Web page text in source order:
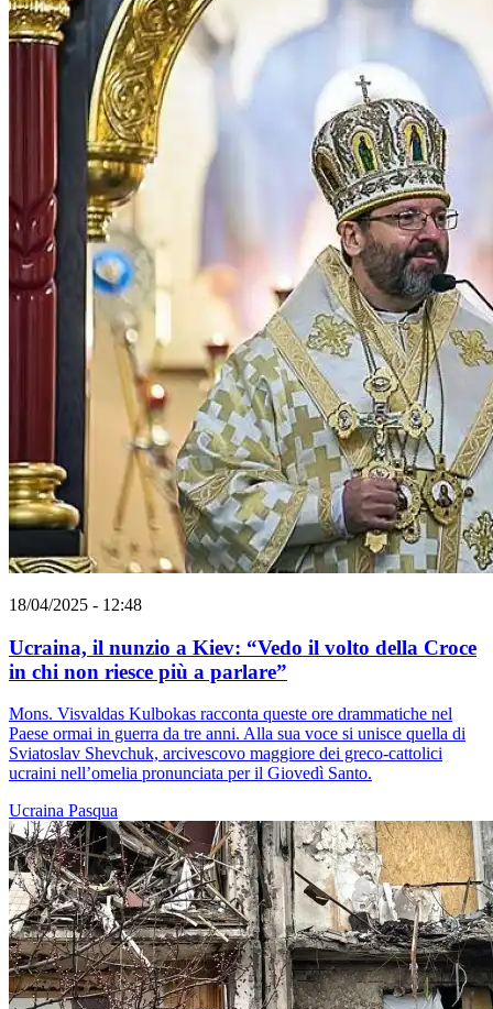
18/04/2025 - 12:48
Ucraina, il nunzio a Kiev: “Vedo il volto della Croce
in chi non riesce più a parlare”
Mons. Visvaldas Kulbokas racconta queste ore drammatiche nel
Paese ormai in guerra da tre anni. Alla sua voce si unisce quella di
Sviatoslav Shevchuk, arcivescovo maggiore dei greco-cattolici
ucraini nell’omelia pronunciata per il Giovedì Santo.
Ucraina Pasqua